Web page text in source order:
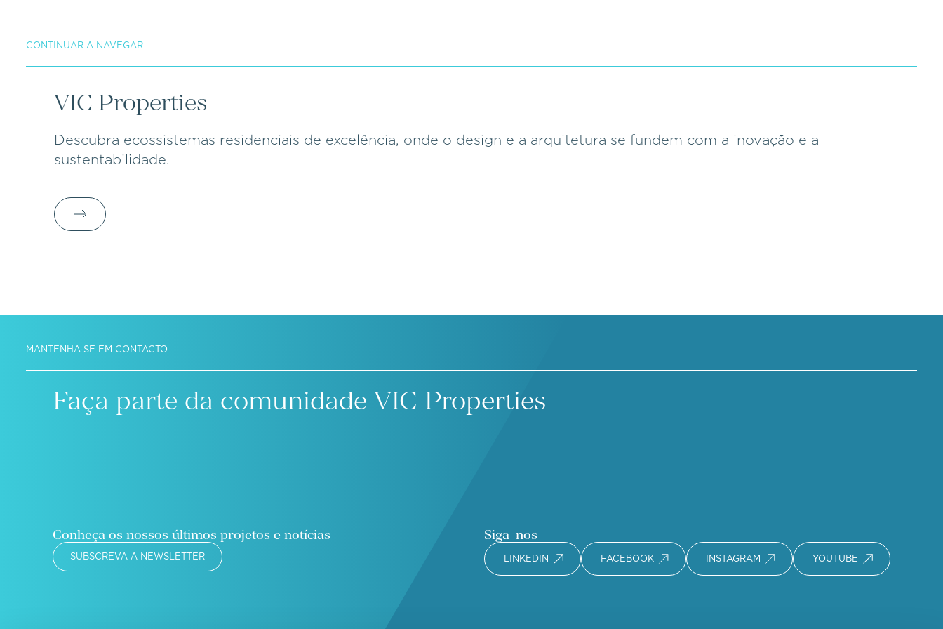
CONTINUAR A NAVEGAR
VIC Properties
Descubra ecossistemas residenciais de excelência, onde o design e a arquitetura se fundem com a inovação e a
sustentabilidade.
MANTENHA-SE EM CONTACTO
Faça parte da comunidade VIC Properties
Conheça os nossos últimos projetos e notícias
SUBSCREVA A NEWSLETTER
Siga-nos
LINKEDIN FACEBOOK INSTAGRAM YOUTUBE